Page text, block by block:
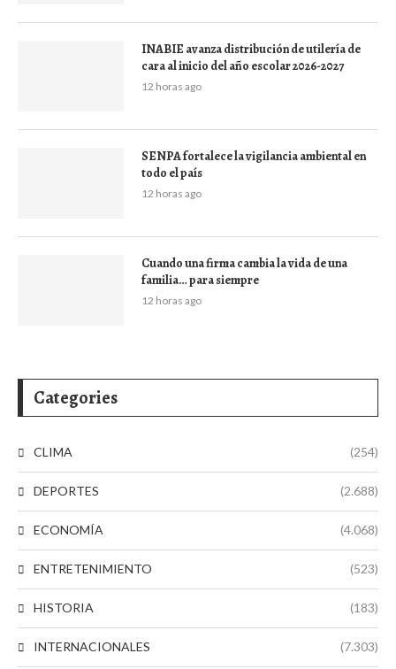
INABIE avanza distribución de utilería de
cara al inicio del año escolar 2026-2027
12 horas ago
SENPA fortalece la vigilancia ambiental en
todo el país
12 horas ago
Cuando una firma cambia la vida de una
familia… para siempre
12 horas ago
Categories
CLIMA (254)
DEPORTES (2.688)
ECONOMÍA (4.068)
ENTRETENIMIENTO (523)
HISTORIA (183)
INTERNACIONALES (7.303)